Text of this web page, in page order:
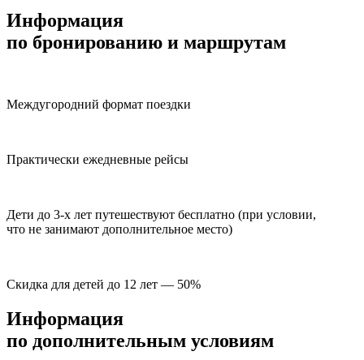
Информация
по бронированию и маршрутам
Междугородний формат поездки
Практически ежедневные рейсы
Дети до 3-х лет путешествуют бесплатно (при условии,
что не занимают дополнительное место)
Скидка для детей до 12 лет — 50%
Информация
по дополнительным условиям